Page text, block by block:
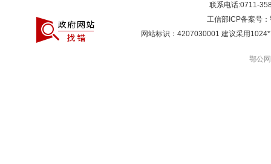
联系电话:0711-
工信部ICP备案号：
网站标识：4207030001 建议采用
鄂公